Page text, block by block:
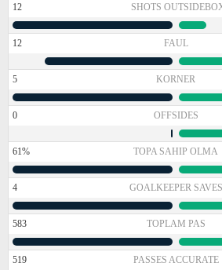
12 SHOTS
12 FAUL
5 KORNER
0 OFFSIDES
61% TOPA SAHIP OLMA
4 GOALKEEPER SAVES
583 TOPLAM PAS
519 PASSES ACCURATE